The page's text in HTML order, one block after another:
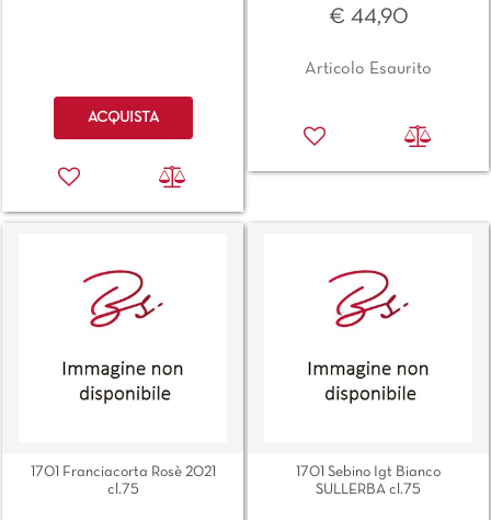
Quantità
ACQUISTA
€ 44,90
Articolo Esaurito
1701 Franciacorta Rosè 2021
cl.75
1701 Sebino Igt Bianco
SULLERBA cl.75